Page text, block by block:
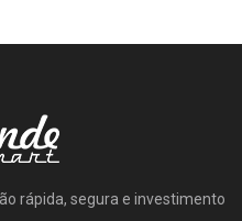
rápida, segura e investimento